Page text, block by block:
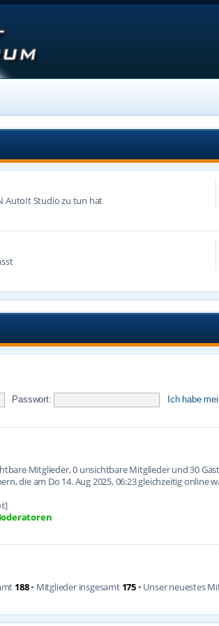
AutoIt Studio zu tun hat
Passwort: Ich habe
Mitglieder, 0 unsichtbare Mitglieder und 30
die am Do 14. Aug 2025, 06:23 gleichzeitig online
188• Mitglieder insgesamt 175 • Unser neuestes